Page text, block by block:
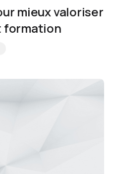
mieux valoriser
formation